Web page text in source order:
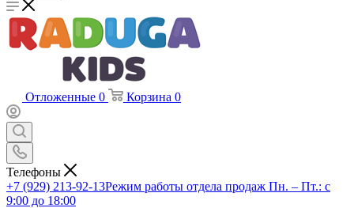
Отложенные 0 Корзина 0
Телефоны
+7 (929) 213-92-13Режим работы отдела продаж Пн. – Пт.: с
9:00 до 18:00